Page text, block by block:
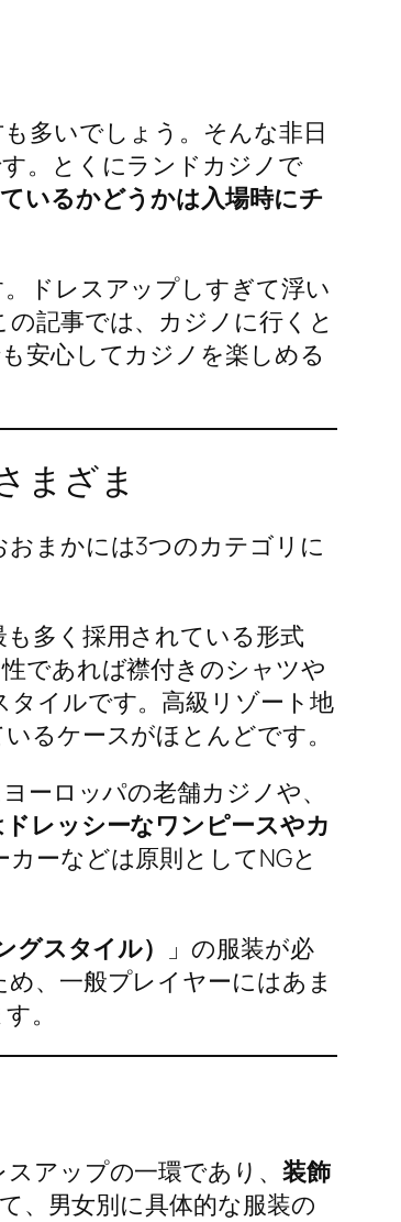
多いでしょう。そんな非日
。とくにランドカジノで
いるかどうかは入場時にチ
ドレスアップしすぎて浮い
記事では、カジノに行くと
安心してカジノを楽しめる
まざま
まかには3つのカテゴリに
多く採用されている形式
であれば襟付きのシャツや
イルです。高級リゾート地
るケースがほとんどです。
ーロッパの老舗カジノや、
レッシーなワンピースやカ
ーなどは原則としてNGと
グスタイル）
」の服装が必
、一般プレイヤーにはあま
。
アップの一環であり、 装飾
、男女別に具体的な服装の